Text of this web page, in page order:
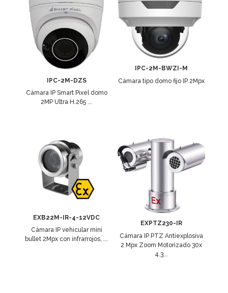
IPC-2M-DZS
Cámara IP Smart Pixel domo
2MP Ultra H.265 ...
IPC-2M-BWZI-M
Cámara tipo domo fijo IP 2Mpx
EXB22M-IR-4-12VDC
Cámara IP vehicular mini
bullet 2Mpx con infrarrojos, ...
EXPTZ230-IR
Cámara IP PTZ Antiexplosiva
2 Mpx Zoom Motorizado 30x
4.3...